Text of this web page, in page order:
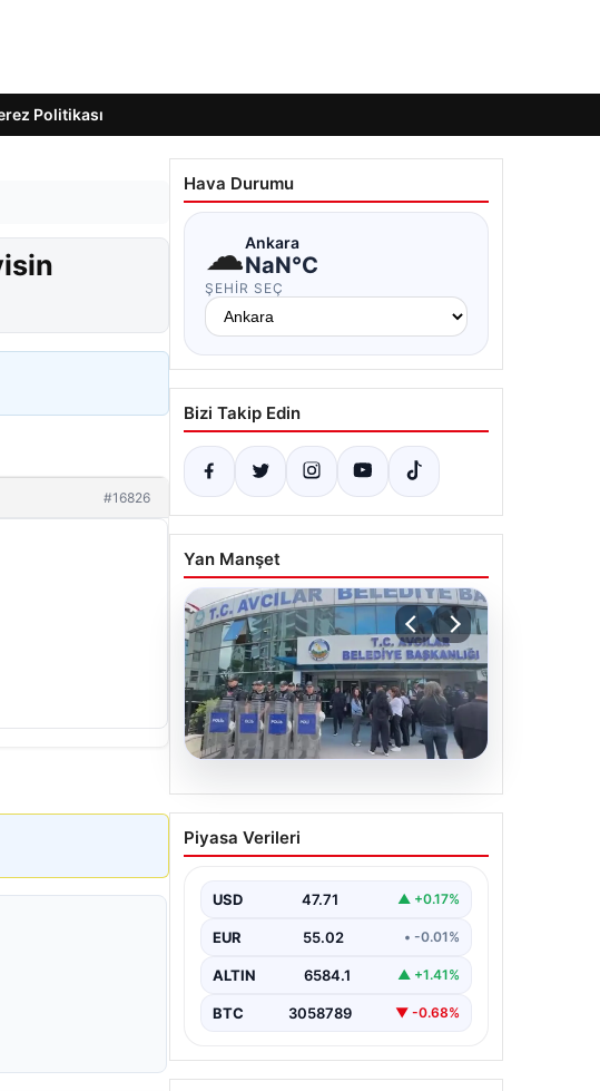
Politikası
#16826
Hava Durumu
☁Ankara
NaN°C
ŞEHIR SEÇ
Bizi Takip Edin
Yan Manşet
Avcılar Belediyesi’ne
operasyon. 12 şüpheli
Piyasa Verileri
USD 47.71 ▲ +0.17%
EUR 55.02 • -0.01%
ALTIN 6584.1 ▲ +1.41%
BTC 3058789 ▼ -0.68%